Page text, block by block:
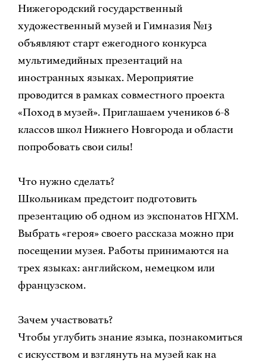
Нижегородский государственный
художественный музей и Гимназия №13
объявляют старт ежегодного конкурса
мультимедийных презентаций на
иностранных языках. Мероприятие
проводится в рамках совместного проекта
«Поход в музей». Приглашаем учеников 6-8
классов школ Нижнего Новгорода и области
попробовать свои силы!
Что нужно сделать?
Школьникам предстоит подготовить
презентацию об одном из экспонатов НГХМ.
Выбрать «героя» своего рассказа можно при
посещении музея. Работы принимаются на
трех языках: английском, немецком или
французском.
Зачем участвовать?
Чтобы углубить знание языка, познакомиться
с искусством и взглянуть на музей как на